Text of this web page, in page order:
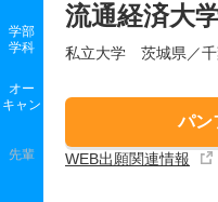
流通経済大
私立大学 茨城県／
パン
WEB出願関連情報
学部
学科
オー
キャン
先輩